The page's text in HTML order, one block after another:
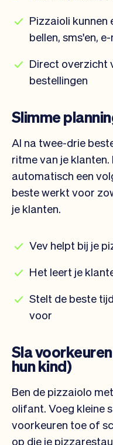
Pizzaioli kunnen
bellen, sms'en,
Direct overzicht
bestellingen
Slimme
Al na twee-drie
ritme van je
automatisch een
beste werkt voor
je klanten.
Vev helpt bij je
Het leert je
Stelt de beste
voor
Sla
hun kind)
Ben de pizzaiolo
olifant. Voeg kleine
voorkeuren toe of
op die je